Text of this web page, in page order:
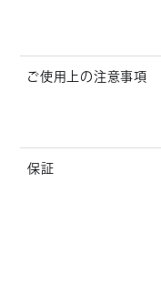
ご使用上の注意事項
保証